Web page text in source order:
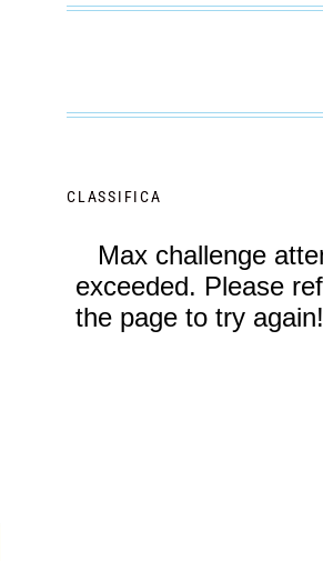
CLASSIFICA